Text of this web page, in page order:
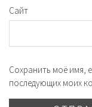
Сайт
Сохранить моё имя,
последующих моих